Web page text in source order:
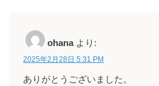
ohana より:
2025年2月28日 5:31 PM
ありがとうございました。